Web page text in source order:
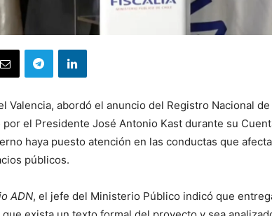
Valencia, abordó el anuncio del Registro Nacional de
el Presidente José Antonio Kast durante su
haya puesto atención en las conductas que
públicos.
ADN, el jefe del Ministerio Público indicó que